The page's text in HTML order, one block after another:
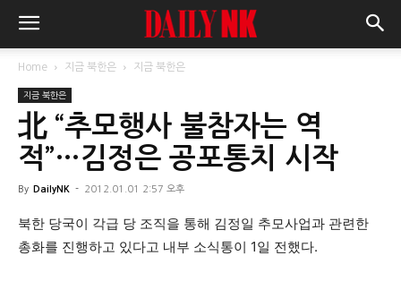
Home 지금 북한은 지금 북한은
지금 북한은
北 “추모행사 불참자는 역
적”…김정은 공포통치 시작
By DailyNK - 2012.01.01 2:57 오후
북한 당국이 각급 당 조직을 통해 김정일 추모사업과 관련한
총화를 진행하고 있다고 내부 소식통이 1일 전했다.